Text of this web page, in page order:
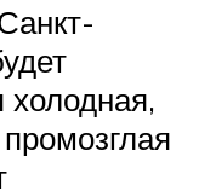
холодная,